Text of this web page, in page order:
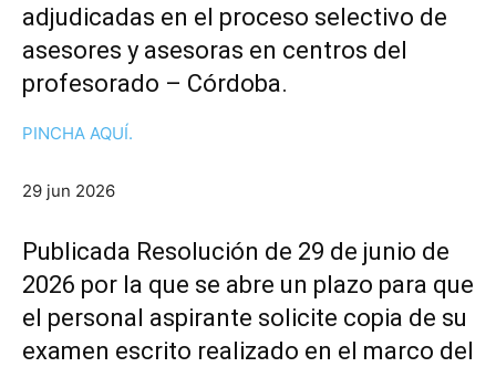
adjudicadas en el proceso selectivo de
asesores y asesoras en centros del
profesorado – Córdoba.
PINCHA AQUÍ.
29 jun 2026
Publicada Resolución de 29 de junio de
2026 por la que se abre un plazo para que
el personal aspirante solicite copia de su
examen escrito realizado en el marco del